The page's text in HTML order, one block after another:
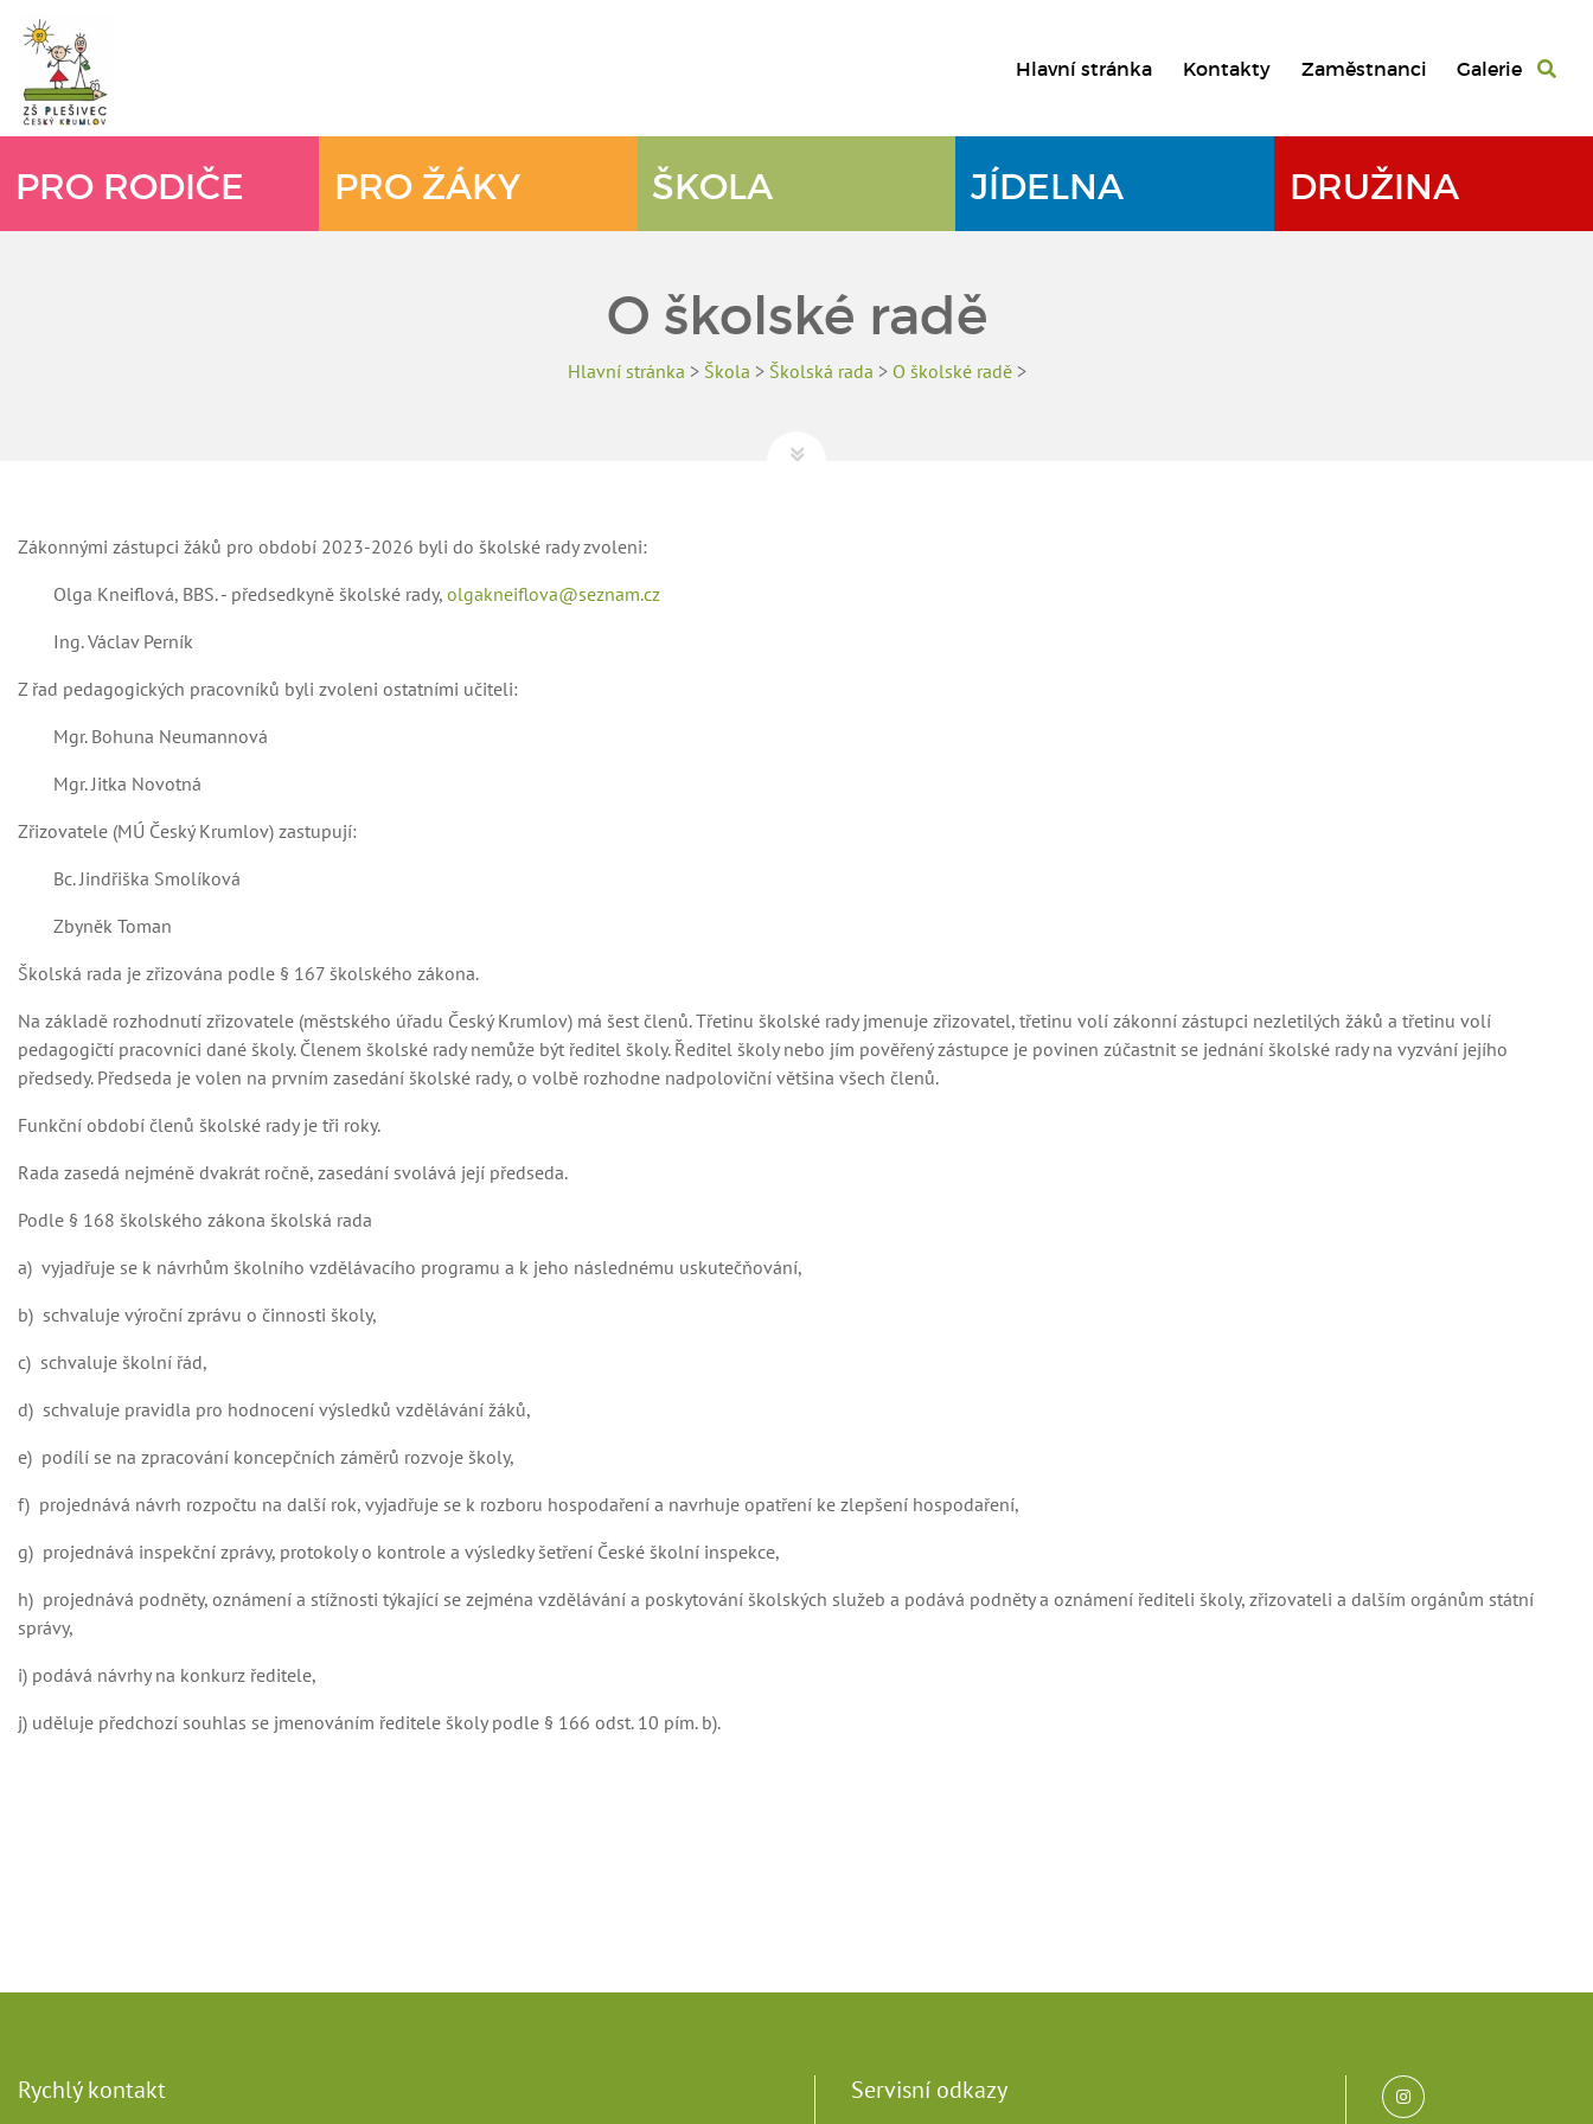
Hlavní stránka Kontakty Zaměstnanci Galerie
PRO RODIČE PRO ŽÁKY ŠKOLA JÍDELNA DRUŽINA
O školské radě
Hlavní stránka > Škola > Školská rada > O školské radě>
Zákonnými zástupci žáků pro období 2023-2026 byli do školské rady zvoleni:
Olga Kneiflová, BBS. - předsedkyně školské rady, olgakneiflova@seznam.cz
Ing. Václav Perník
Z řad pedagogických pracovníků byli zvoleni ostatními učiteli:
Mgr. Bohuna Neumannová
Mgr. Jitka Novotná
Zřizovatele (MÚ Český Krumlov) zastupují:
Bc. Jindřiška Smolíková
Zbyněk Toman
Školská rada je zřizována podle § 167 školského zákona.
Na základě rozhodnutí zřizovatele (městského úřadu Český Krumlov) má šest členů. Třetinu školské rady jmenuje zřizovatel, třetinu volí zákonní zástupci nezletilých žáků a třetinu volí
pedagogičtí pracovníci dané školy. Členem školské rady nemůže být ředitel školy. Ředitel školy nebo jím pověřený zástupce je povinen zúčastnit se jednání školské rady na vyzvání jejího
předsedy. Předseda je volen na prvním zasedání školské rady, o volbě rozhodne nadpoloviční většina všech členů.
Funkční období členů školské rady je tři roky.
Rada zasedá nejméně dvakrát ročně, zasedání svolává její předseda.
Podle § 168 školského zákona školská rada
a) vyjadřuje se k návrhům školního vzdělávacího programu a k jeho následnému uskutečňování,
b) schvaluje výroční zprávu o činnosti školy,
c) schvaluje školní řád,
d) schvaluje pravidla pro hodnocení výsledků vzdělávání žáků,
e) podílí se na zpracování koncepčních záměrů rozvoje školy,
f) projednává návrh rozpočtu na další rok, vyjadřuje se k rozboru hospodaření a navrhuje opatření ke zlepšení hospodaření,
g) projednává inspekční zprávy, protokoly o kontrole a výsledky šetření České školní inspekce,
h) projednává podněty, oznámení a stížnosti týkající se zejména vzdělávání a poskytování školských služeb a podává podněty a oznámení řediteli školy, zřizovateli a dalším orgánům státní
správy,
i) podává návrhy na konkurz ředitele,
j) uděluje předchozí souhlas se jmenováním ředitele školy podle § 166 odst. 10 pím. b).
Rychlý kontakt Servisní odkazy